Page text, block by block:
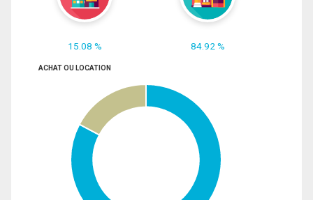
15.08 % 84.92 %
ACHAT OU LOCATION